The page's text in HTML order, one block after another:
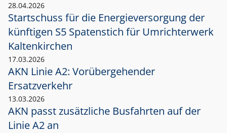
28.04.2026
Startschuss für die Energieversorgung der
künftigen S5 Spatenstich für Umrichterwerk
Kaltenkirchen
17.03.2026
AKN Linie A2: Vorübergehender
Ersatzverkehr
13.03.2026
AKN passt zusätzliche Busfahrten auf der
Linie A2 an